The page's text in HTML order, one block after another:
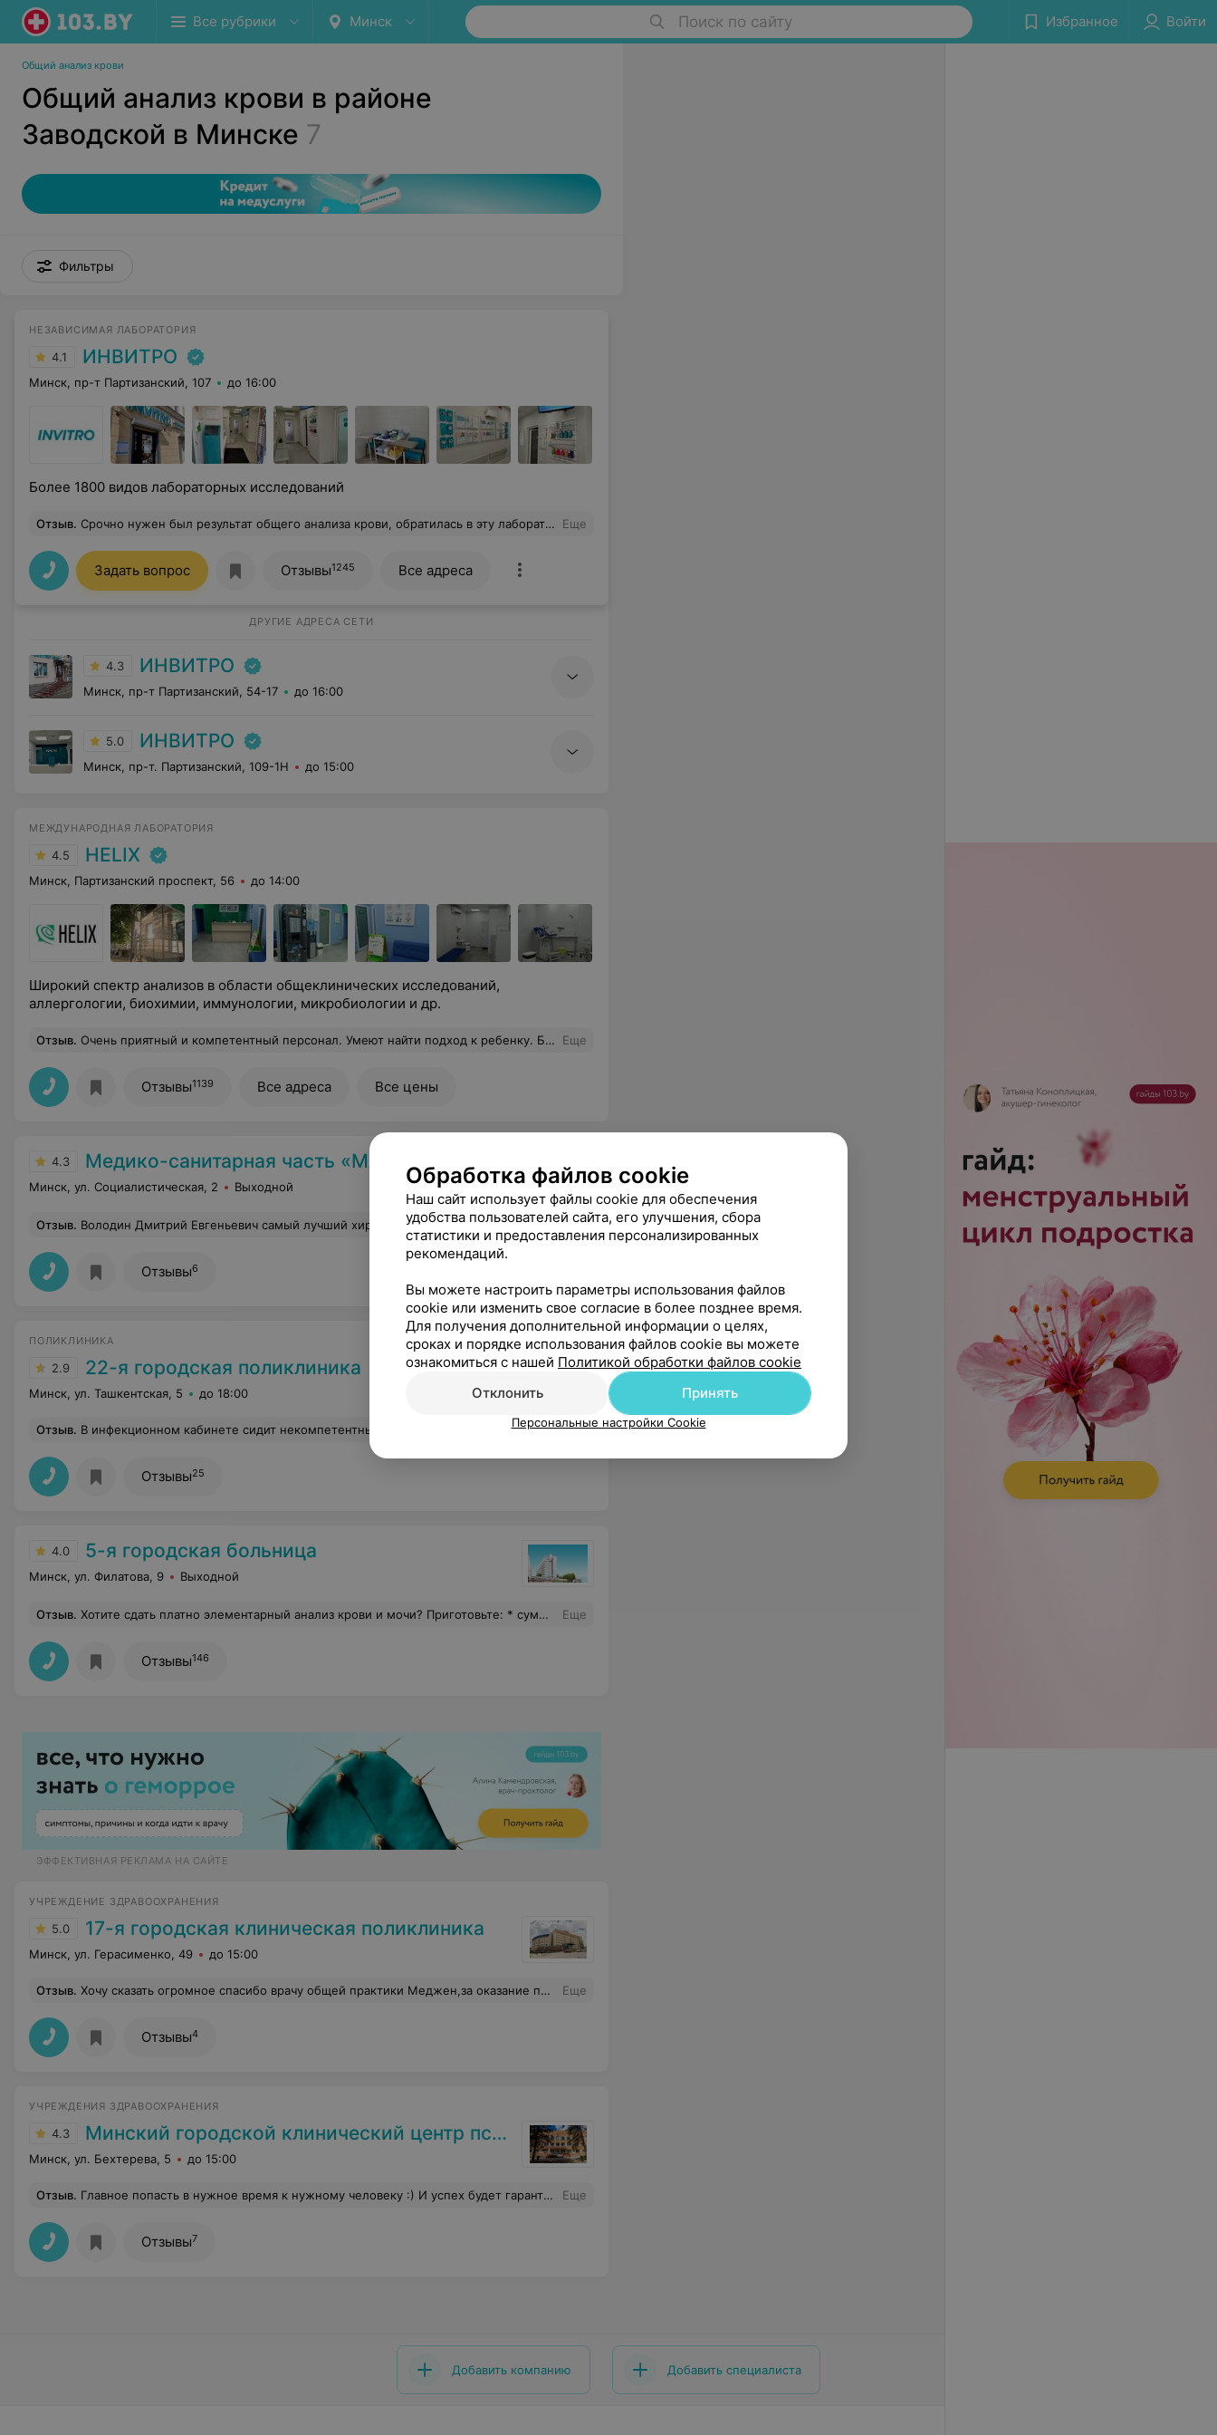
Все рубрики Минск Поиск по сайту Избранное Войти
Общий анализ крови
Общий анализ крови в районе
Заводской в Минске 7
Фильтры
НЕЗАВИСИМАЯ ЛАБОРАТОРИЯ
4.1 ИНВИТРО
Минск, пр-т Партизанский, 107 до 16:00
Более 1800 видов лабораторных исследований
Отзыв. Срочно нужен был результат общего анализа крови, обратилась в эту лабораторию, всё сделали быстро, качественно, профессионально. Рекомендую Еще
Задать вопрос Отзывы1245 Все адреса
ДРУГИЕ АДРЕСА СЕТИ
4.3 ИНВИТРО
Минск, пр-т Партизанский, 54-17 до 16:00
5.0 ИНВИТРО
Минск, пр-т. Партизанский, 109-1Н до 15:00
МЕЖДУНАРОДНАЯ ЛАБОРАТОРИЯ
4.5 HELIX
Минск, Партизанский проспект, 56 до 14:00
Широкий спектр анализов в области общеклинических исследований,
аллергологии, биохимии, иммунологии, микробиологии и др.
Отзыв. Очень приятный и компетентный персонал. Умеют найти подход к ребенку. Благодаря таким специалистам на заборе крови ребенок перестал бояться сдавать анализы Еще
Отзывы1139 Все адреса Все цены
4.3 Медико-санитарная часть «МАЗ»
Минск, ул. Социалистическая, 2 Выходной
Отзыв. Володин Дмитрий Евгеньевич самый лучший хирург -стоматолог!!!! Многим частным клиникам стоит поучиться обслуживанию у сан части МАЗ. Еще
Отзывы6
ПОЛИКЛИНИКА
2.9 22-я городская поликлиника
Минск, ул. Ташкентская, 5 до 18:00
Отзыв. В инфекционном кабинете сидит некомпетентный врач.ситуауия следующая. Заболел , температуры нет , кашель обильный с мокротой , насморк, сопли , болит горло и голова. Говорит , больничный вам не дадим, у вас нет температуры . Такого постановления министерством здравоохранения нет , при отсутствии температуры не давать больничный. Администрация ,ваш работник не компетентен совершенно !" Еще
Отзывы25
4.0 5-я городская больница
Минск, ул. Филатова, 9 Выходной
Отзыв. Хотите сдать платно элементарный анализ крови и мочи? Приготовьте: * сумму, сопоставимую со стоимостью тех же анализов в какой-нибудь частной лаборатории; * 0,60 - 1 руб за бахилы; * ручка и бумага подписать свои анализы о.О * 40 - 60 минут свободного времени на офигительный квест :) * телефон с обязательно включенными звонками и интернетом, а то к предыдущему пункту можно ещё минут 30 добавить. Рассказывать долго и длинно, но не рекомендую никому и сама сюда больше не пойду. Еще
Отзывы146
ЭФФЕКТИВНАЯ РЕКЛАМА НА САЙТЕ
УЧРЕЖДЕНИЕ ЗДРАВООХРАНЕНИЯ
5.0 17-я городская клиническая поликлиника
Минск, ул. Герасименко, 49 до 15:00
Отзыв. Хочу сказать огромное спасибо врачу общей практики Меджен,за оказание помощи.Обратилась в поликлинику к дежурному врачу с очень высоким давлением.Очень быстро,грамотно врач назначила обследование.Не выходя из кабинета сделали кардиограмму, сделали уколы под наблюдением врача.Спасибо огромное мед.персоналу,кто оказывал мне помощь.Назначила лечение и подробное обследование. Огромное Всем спасибо и здоровья. Еще
Отзывы4
УЧРЕЖДЕНИЯ ЗДРАВООХРАНЕНИЯ
4.3 Минский городской клинический центр психиатрии и психотерапии
Минск, ул. Бехтерева, 5 до 15:00
Отзыв. Главное попасть в нужное время к нужному человеку :) И успех будет гарантирован ... Человечность, опыт и профессионализм ... Еще
Отзывы7
Добавить компанию Добавить специалиста
Обработка файлов cookie
Наш сайт использует файлы cookie для обеспечения
удобства пользователей сайта, его улучшения, сбора
статистики и предоставления персонализированных
рекомендаций.
Вы можете настроить параметры использования файлов
cookie или изменить свое согласие в более позднее время.
Для получения дополнительной информации о целях,
сроках и порядке использования файлов cookie вы можете
ознакомиться с нашей Политикой обработки файлов cookie
Отклонить
Принять
Персональные настройки Cookie